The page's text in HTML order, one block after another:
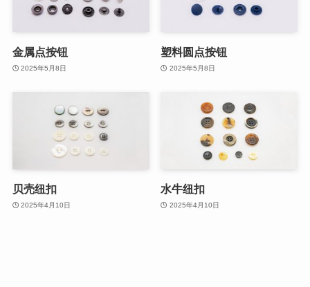
金属点按钮
2025年5月8日
塑料圆点按钮
2025年5月8日
贝壳纽扣
2025年4月10日
水牛纽扣
2025年4月10日